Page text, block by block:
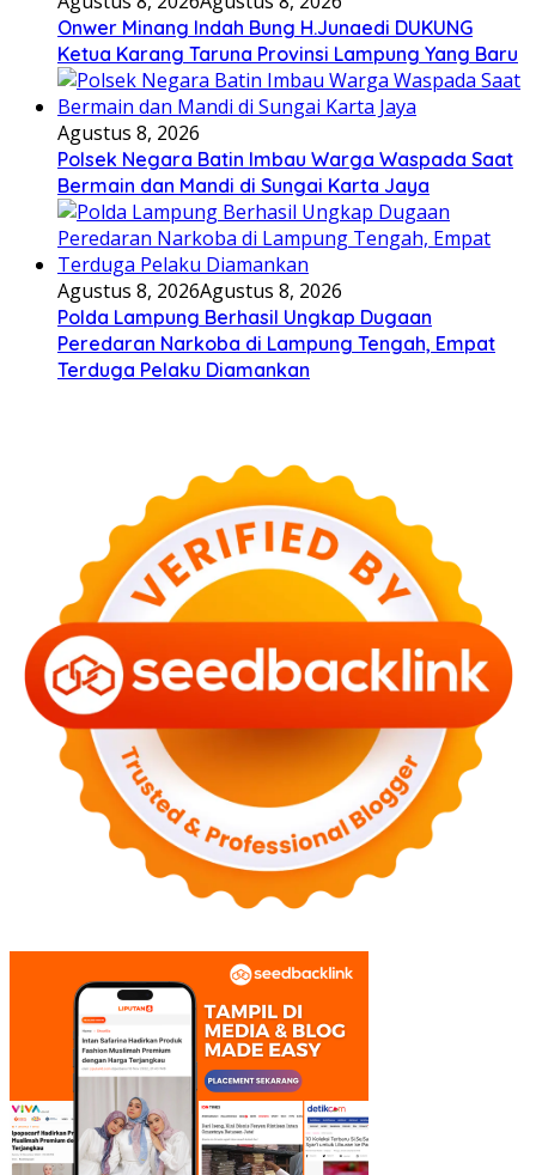
Onwer Minang Indah Bung H.Junaedi DUKUNG
Ketua Karang Taruna Provinsi Lampung Yang Baru
Agustus 8, 2026
Polsek Negara Batin Imbau Warga Waspada Saat
Bermain dan Mandi di Sungai Karta Jaya
Agustus 8, 2026Agustus 8, 2026
Polda Lampung Berhasil Ungkap Dugaan
Peredaran Narkoba di Lampung Tengah, Empat
Terduga Pelaku Diamankan